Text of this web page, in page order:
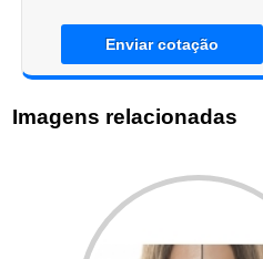
Enviar cotação
Imagens relacionadas